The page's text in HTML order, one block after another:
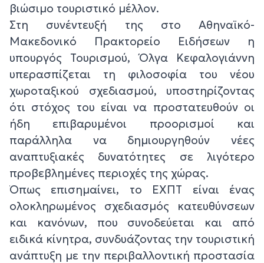
βιώσιμο τουριστικό μέλλον.
Στη συνέντευξή της στο Αθηναϊκό-
Μακεδονικό Πρακτορείο Ειδήσεων η
υπουργός Τουρισμού, Όλγα Κεφαλογιάννη
υπερασπίζεται τη φιλοσοφία του νέου
χωροταξικού σχεδιασμού, υποστηρίζοντας
ότι στόχος του είναι να προστατευθούν οι
ήδη επιβαρυμένοι προορισμοί και
παράλληλα να δημιουργηθούν νέες
αναπτυξιακές δυνατότητες σε λιγότερο
προβεβλημένες περιοχές της χώρας.
Όπως επισημαίνει, το ΕΧΠΤ είναι ένας
ολοκληρωμένος σχεδιασμός κατευθύνσεων
και κανόνων, που συνοδεύεται και από
ειδικά κίνητρα, συνδυάζοντας την τουριστική
ανάπτυξη με την περιβαλλοντική προστασία